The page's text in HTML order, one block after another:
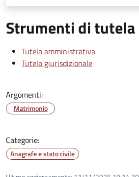
Strumenti di tutela
Tutela amministrativa
Tutela giurisdizionale
Argomenti:
Matrimonio
Categorie:
Anagrafe e stato civile